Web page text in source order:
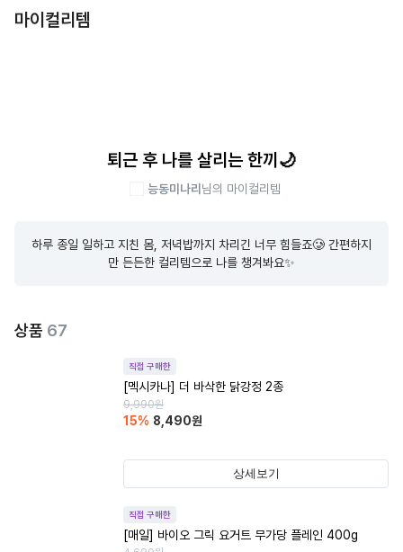
마이컬리템
퇴근 후 나를 살리는 한끼🌙
능동미나리 님의 마이컬리템
하루 종일 일하고 지친 몸, 저녁밥까지 차리긴 너무 힘들죠🥲 간편하지
만 든든한 컬리템으로 나를 챙겨봐요✨
상품 67
직접 구매한
[멕시카나] 더 바삭한 닭강정 2종
9,990원
15% 8,490원
상세보기
직접 구매한
[매일] 바이오 그릭 요거트 무가당 플레인 400g